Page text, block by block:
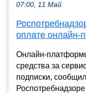
07:00, 11 Май
оплате онлайн-
Онлайн-
средства за
подписки,
Роспотребнадзоре